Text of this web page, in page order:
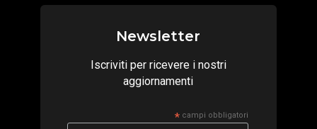
Newsletter
Iscriviti per ricevere i nostri
aggiornamenti
*campi obbligatori